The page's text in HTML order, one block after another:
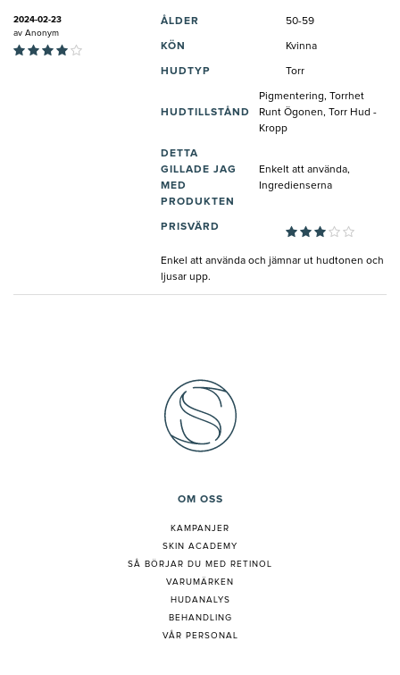
2024-02-23
av Anonym
ÅLDER 50-59
KÖN Kvinna
HUDTYP Torr
HUDTILLSTÅND
Pigmentering, Torrhet
Runt Ögonen, Torr Hud -
Kropp
DETTA
GILLADE JAG
MED
PRODUKTEN
Enkelt att använda,
Ingredienserna
PRISVÄRD
Enkel att använda och jämnar ut hudtonen och
ljusar upp.
OM OSS
KAMPANJER
SKIN ACADEMY
SÅ BÖRJAR DU MED RETINOL
VARUMÄRKEN
HUDANALYS
BEHANDLING
VÅR PERSONAL